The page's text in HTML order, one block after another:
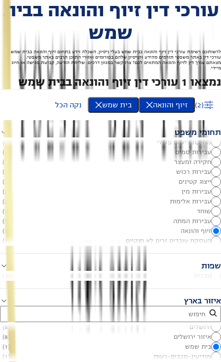
עורכי דין זיוף והונאה בבית
שמש
לרשותכם רשימת עורכי דין זיוף והונאה בבית שמש בעלי ניסיון, השכלה וידע בתחום זיוף והונאה בבית שמש.
עורכי דין באתר משפטי תורמים מהידע והניסיון שלהם בפורומים ואזורי התוכן הרבים באתר משפטי.
מצאתם עורך דין לזיוף והונאה המתאים לכם? צרו קשר במגוון דרכים: שליחת הודעה, קביעת פגישה או חיוג
מיידי.
נמצאו 1 עורכי דין זיוף והונאה בבית שמש
(
2
) זיוף והונאה בית שמש נקה הכל
תחומי משפט
מחיקת רישום פלילי (
3
)
עבירות סמים
)
חקירה ומעצר
)
עבירות רכוש
)
ייצוג קטינים
)
עבירות מין
2
)
עבירות אלימות
2
)
שוחד
)
עבירות המתה
)
זיוף והונאה
1
)
העסקת עובדים זרים לא חוקיים
(
1
)
שפות
איזור בארץ
ירושלים (
8
)
איזור ירושלים
(
8
)
בית שמש
(
1
)
מודיעין-מכבים-רעות
(
1
)